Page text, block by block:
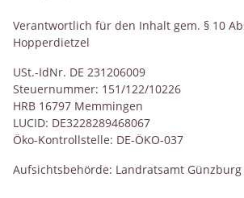
Verantwortlich für den Inhalt gem. § 10
Hopperdietzel
USt.-IdNr. DE 231206009
Steuernummer: 151/122/10226
HRB 16797 Memmingen
LUCID: DE3228289468067
Öko-Kontrollstelle: DE-ÖKO-037
Aufsichtsbehörde: Landratsamt Günzburg